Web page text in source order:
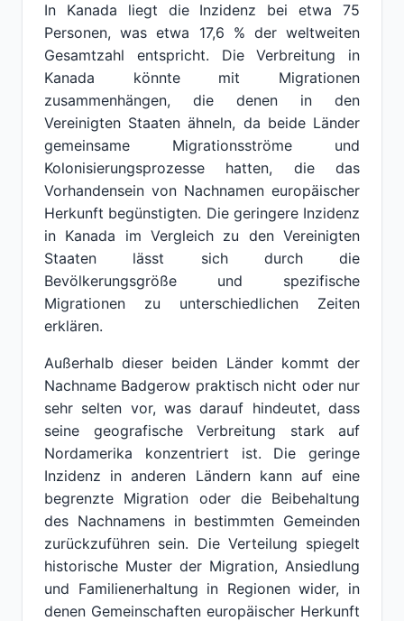
In Kanada liegt die Inzidenz bei etwa 75
Personen, was etwa 17,6 % der weltweiten
Gesamtzahl entspricht. Die Verbreitung in
Kanada könnte mit Migrationen
zusammenhängen, die denen in den
Vereinigten Staaten ähneln, da beide Länder
gemeinsame Migrationsströme und
Kolonisierungsprozesse hatten, die das
Vorhandensein von Nachnamen europäischer
Herkunft begünstigten. Die geringere Inzidenz
in Kanada im Vergleich zu den Vereinigten
Staaten lässt sich durch die
Bevölkerungsgröße und spezifische
Migrationen zu unterschiedlichen Zeiten
erklären.
Außerhalb dieser beiden Länder kommt der
Nachname Badgerow praktisch nicht oder nur
sehr selten vor, was darauf hindeutet, dass
seine geografische Verbreitung stark auf
Nordamerika konzentriert ist. Die geringe
Inzidenz in anderen Ländern kann auf eine
begrenzte Migration oder die Beibehaltung
des Nachnamens in bestimmten Gemeinden
zurückzuführen sein. Die Verteilung spiegelt
historische Muster der Migration, Ansiedlung
und Familienerhaltung in Regionen wider, in
denen Gemeinschaften europäischer Herkunft